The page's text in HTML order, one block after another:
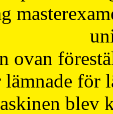
ovan
lämnade för
blev